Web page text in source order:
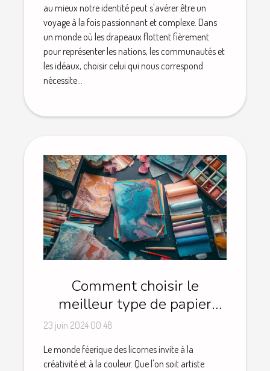
au mieux notre identité peut s'avérer être un
voyage à la fois passionnant et complexe. Dans
un monde où les drapeaux flottent fièrement
pour représenter les nations, les communautés et
les idéaux, choisir celui qui nous correspond
nécessite...
Comment choisir le
meilleur type de papier
pour vos projets de
coloriage de licornes
23 juin 2024 00:48
Le monde féerique des licornes invite à la
créativité et à la couleur. Que l'on soit artiste